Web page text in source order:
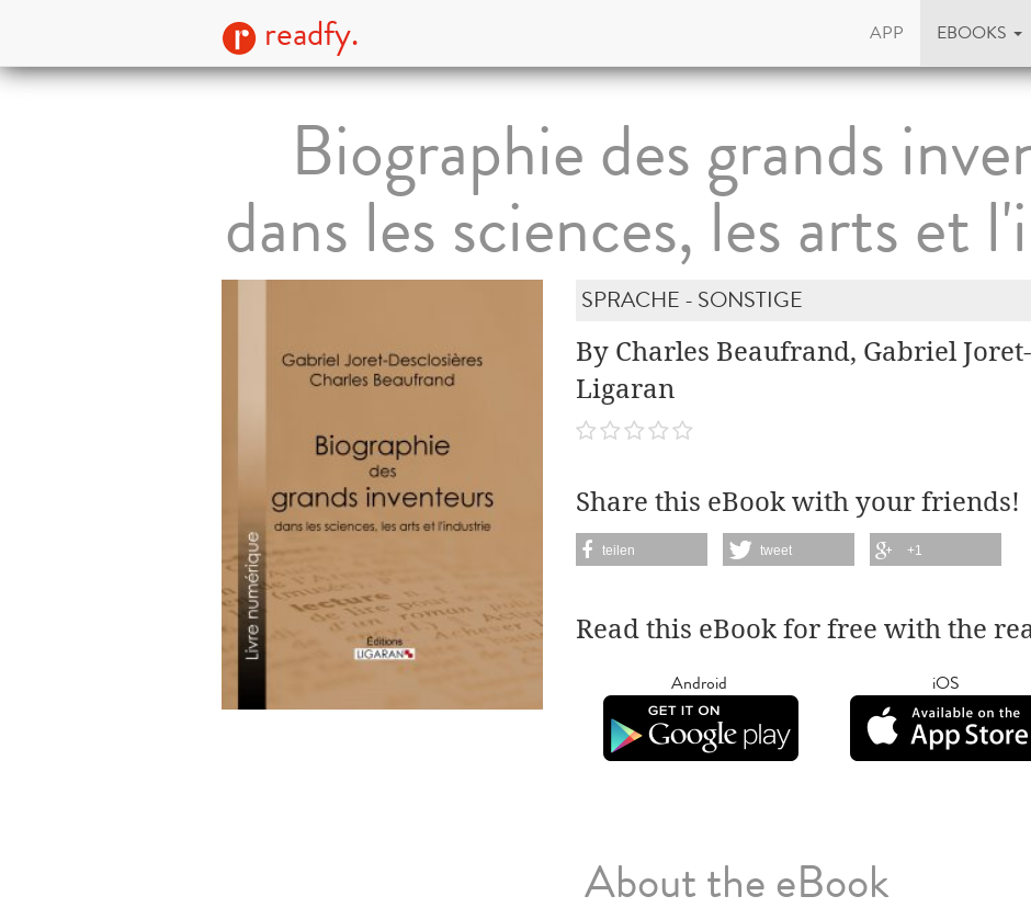
readfy. APP EBOOKS
Biographie des grands
dans les sciences, les arts et
SPRACHE - SONSTIGE
By Charles Beaufrand, Gabriel
Ligaran
Share this eBook with your friends!
teilen tweet +1
Read this eBook for free with the
Android iOS
About the eBook